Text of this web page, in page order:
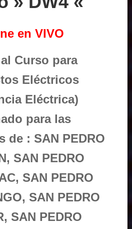
en VIVO
Curso para
Eléctricos
Eléctrica)
para las
de : SAN PEDRO
SAN PEDRO
SAN PEDRO
SAN PEDRO
SAN PEDRO